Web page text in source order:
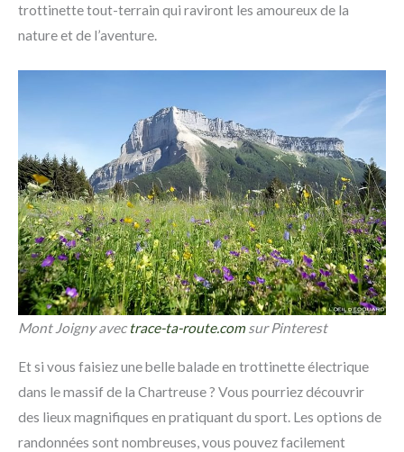
trottinette tout-terrain qui raviront les amoureux de la
nature et de l’aventure.
Mont Joigny avectrace-ta-route.com sur Pinterest
Et si vous faisiez une belle balade en trottinette électrique
dans le massif de la Chartreuse ? Vous pourriez découvrir
des lieux magnifiques en pratiquant du sport. Les options de
randonnées sont nombreuses, vous pouvez facilement